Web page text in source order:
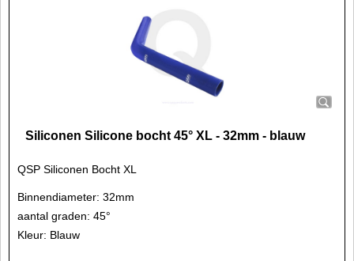
Siliconen Silicone bocht 45° XL - 32mm - blauw
QSP Siliconen Bocht XL
Binnendiameter: 32mm
aantal graden: 45°
Kleur: Blauw